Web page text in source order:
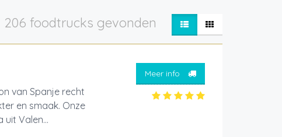
206 foodtrucks gevonden
van Spanje recht
en smaak. Onze
uit Valen...
Meer info